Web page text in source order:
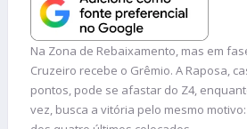
Na Zona de Rebaixamento, mas em
Cruzeiro recebe o Grêmio. A Raposa,
pontos, pode se afastar do Z4,
vez, busca a vitória pelo mesmo